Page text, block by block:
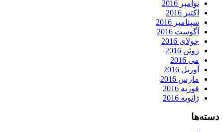
نوامبر 2016
اکتبر 2016
سپتامبر 2016
آگوست 2016
جولای 2016
ژوئن 2016
می 2016
آوریل 2016
مارس 2016
فوریه 2016
ژانویه 2016
دسته‌ها